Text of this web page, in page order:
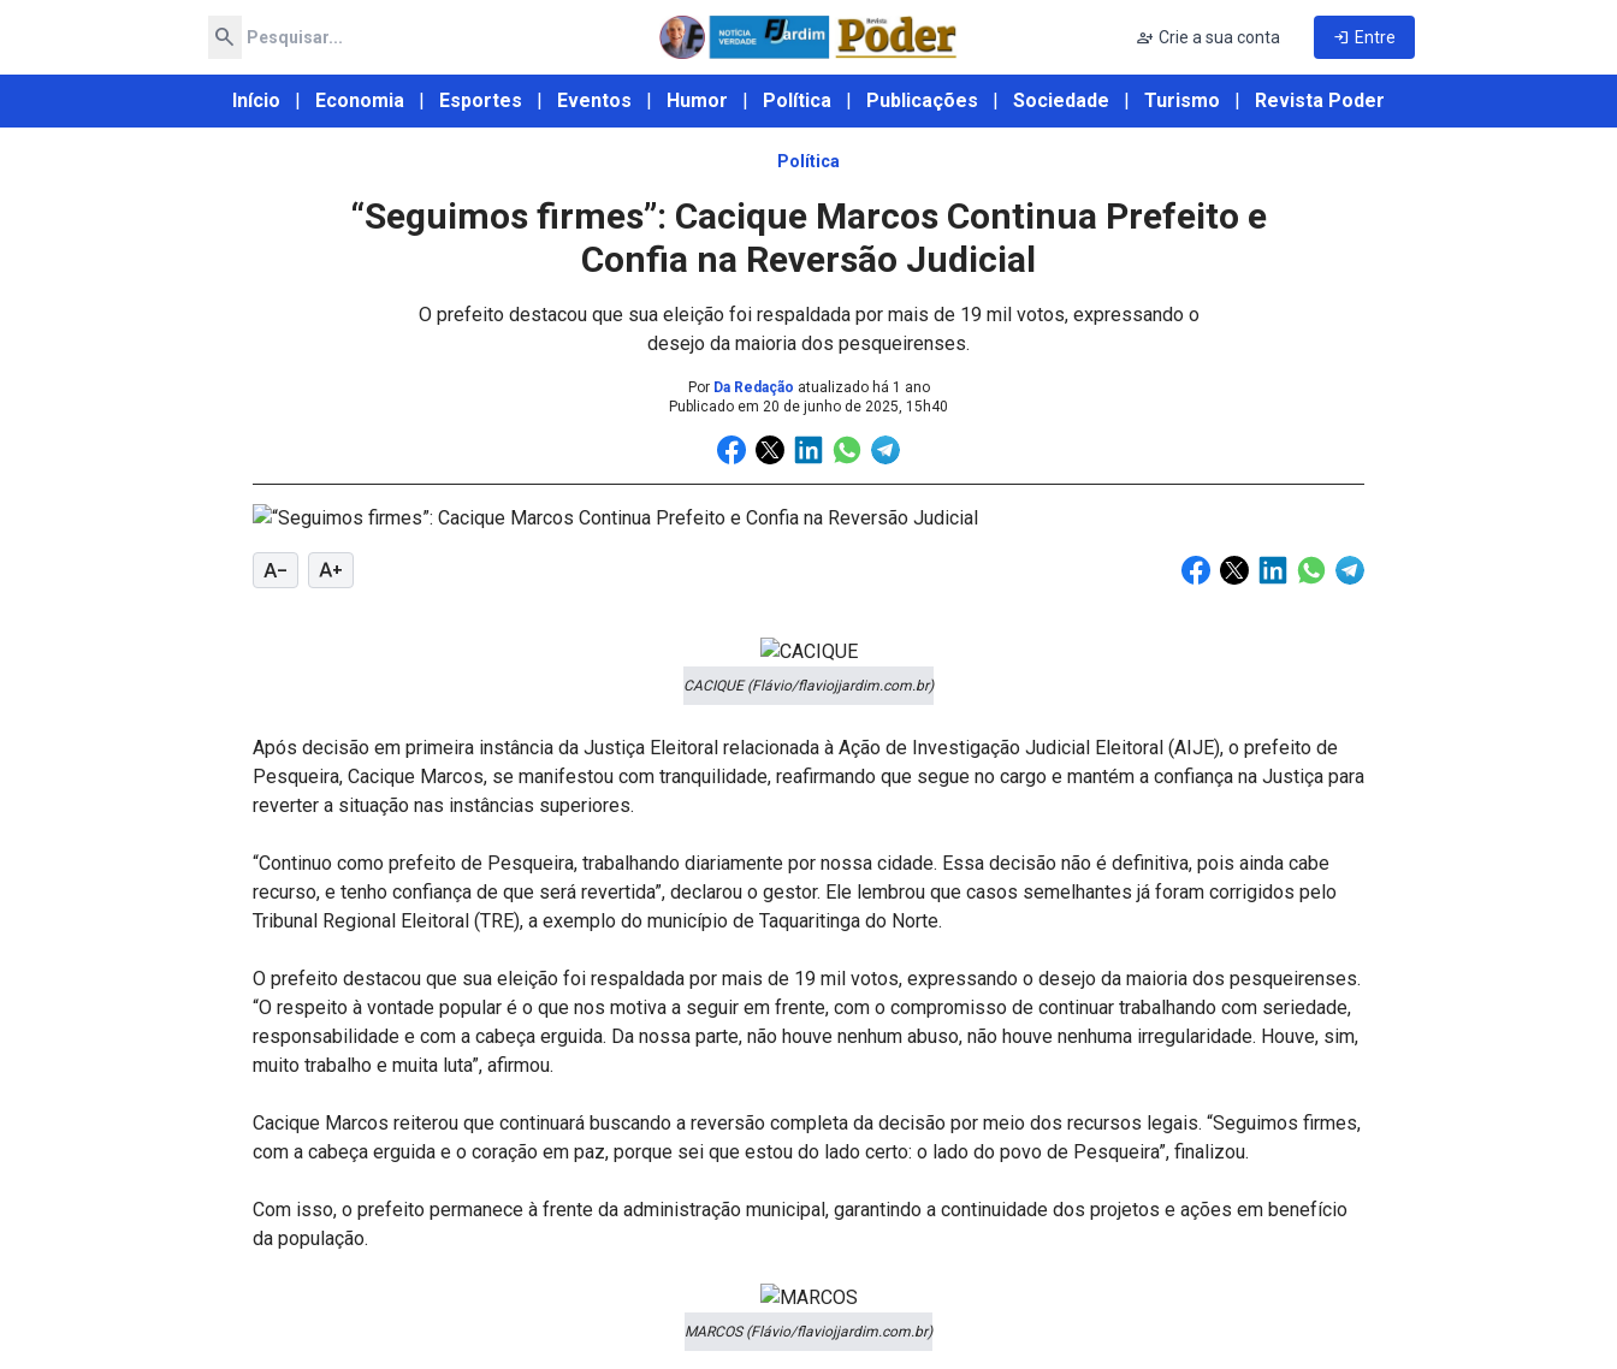
search person_add Crie a sua conta login Entre
Início | Economia | Esportes | Eventos | Humor | Política | Publicações | Sociedade | Turismo | Revista Poder
Política
“Seguimos firmes”: Cacique Marcos Continua Prefeito e
Confia na Reversão Judicial
O prefeito destacou que sua eleição foi respaldada por mais de 19 mil votos, expressando o
desejo da maioria dos pesqueirenses.
Por Da Redação atualizado há 1 ano
Publicado em 20 de junho de 2025, 15h40
text_decrease text_increase
CACIQUE (Flávio/flaviojjardim.com.br)
Após decisão em primeira instância da Justiça Eleitoral relacionada à Ação de Investigação Judicial Eleitoral (AIJE), o prefeito de
Pesqueira, Cacique Marcos, se manifestou com tranquilidade, reafirmando que segue no cargo e mantém a confiança na Justiça para
reverter a situação nas instâncias superiores.
“Continuo como prefeito de Pesqueira, trabalhando diariamente por nossa cidade. Essa decisão não é definitiva, pois ainda cabe
recurso, e tenho confiança de que será revertida”, declarou o gestor. Ele lembrou que casos semelhantes já foram corrigidos pelo
Tribunal Regional Eleitoral (TRE), a exemplo do município de Taquaritinga do Norte.
O prefeito destacou que sua eleição foi respaldada por mais de 19 mil votos, expressando o desejo da maioria dos pesqueirenses.
“O respeito à vontade popular é o que nos motiva a seguir em frente, com o compromisso de continuar trabalhando com seriedade,
responsabilidade e com a cabeça erguida. Da nossa parte, não houve nenhum abuso, não houve nenhuma irregularidade. Houve, sim,
muito trabalho e muita luta”, afirmou.
Cacique Marcos reiterou que continuará buscando a reversão completa da decisão por meio dos recursos legais. “Seguimos firmes,
com a cabeça erguida e o coração em paz, porque sei que estou do lado certo: o lado do povo de Pesqueira”, finalizou.
Com isso, o prefeito permanece à frente da administração municipal, garantindo a continuidade dos projetos e ações em benefício
da população.
MARCOS (Flávio/flaviojjardim.com.br)